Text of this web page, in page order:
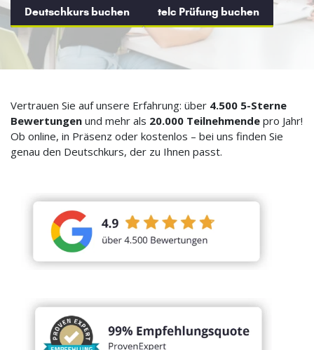
Deutschkurs buchen telc Prüfung buchen
Vertrauen Sie auf unsere Erfahrung: über 4.500 5-Sterne
Bewertungen und mehr als 20.000 Teilnehmende pro Jahr!
Ob online, in Präsenz oder kostenlos – bei uns finden Sie
genau den Deutschkurs, der zu Ihnen passt.